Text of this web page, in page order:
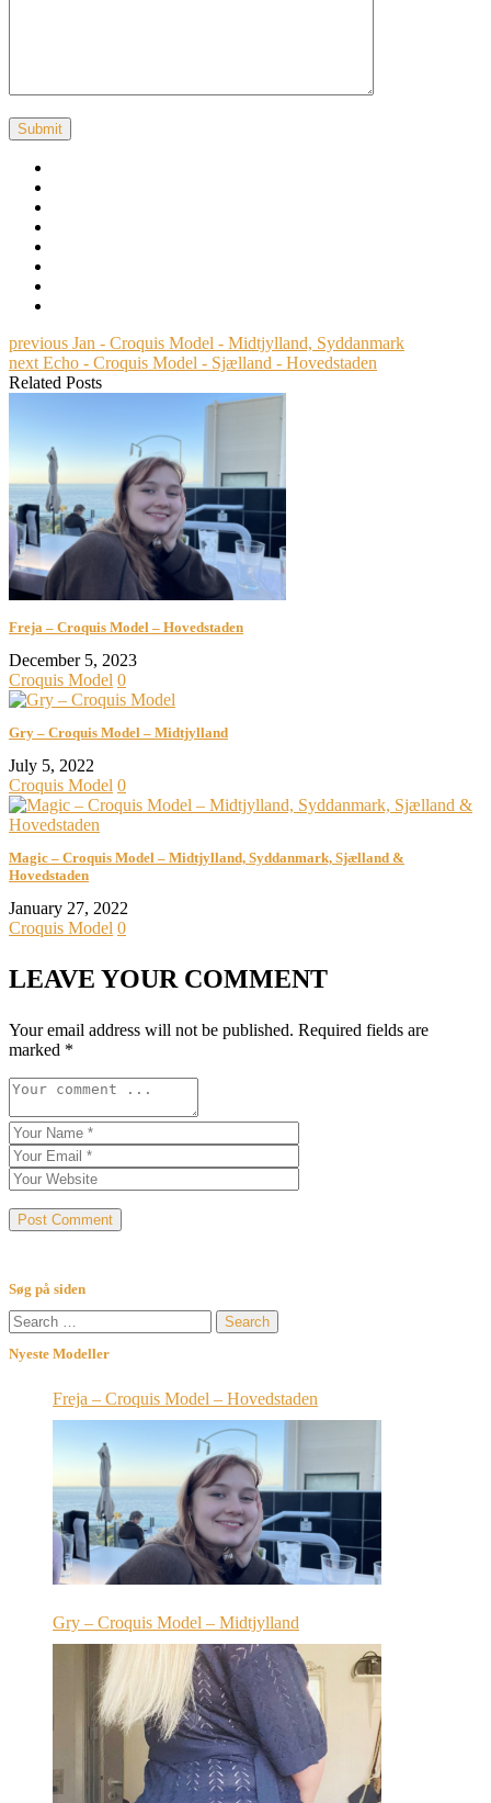
previous Jan - Croquis Model - Midtjylland, Syddanmark
next Echo - Croquis Model - Sjælland - Hovedstaden
Related Posts
Freja – Croquis Model – Hovedstaden
December 5, 2023
Croquis Model 0
Gry – Croquis Model – Midtjylland
July 5, 2022
Croquis Model 0
Magic – Croquis Model – Midtjylland, Syddanmark, Sjælland &
Hovedstaden
January 27, 2022
Croquis Model 0
LEAVE YOUR COMMENT
Your email address will not be published. Required fields are
marked *
Søg på siden
Search
for:
Nyeste Modeller
Freja – Croquis Model – Hovedstaden
Gry – Croquis Model – Midtjylland